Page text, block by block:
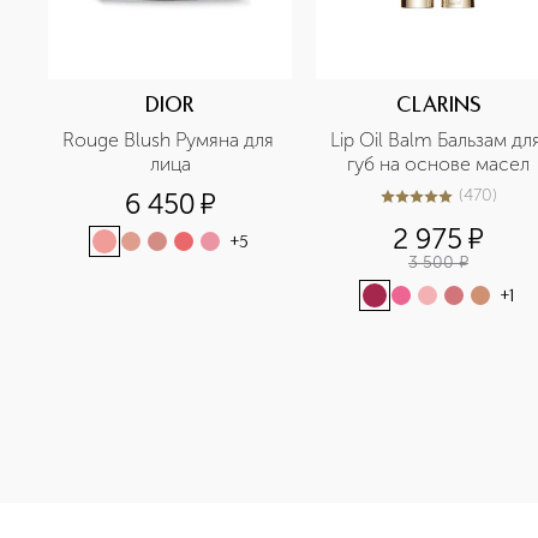
DIOR
Rouge Blush Румяна для
лица
6 450¤
+5
CLARINS
Lip Oil Balm Бальзам
губ на основе масел
4.9из5470 (470)
2 975 ¤
3 500 ¤
+1